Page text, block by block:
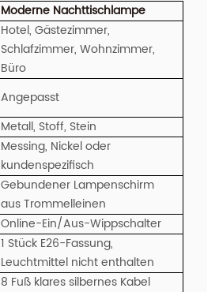
Moderne Nachttischlampe
Hotel, Gästezimmer,
Schlafzimmer, Wohnzimmer,
Büro
Angepasst
Metall, Stoff, Stein
Messing, Nickel oder
kundenspezifisch
Gebundener Lampenschirm
aus Trommelleinen
Online-Ein/Aus-Wippschalter
1 Stück E26-Fassung,
Leuchtmittel nicht enthalten
8 Fuß klares silbernes Kabel